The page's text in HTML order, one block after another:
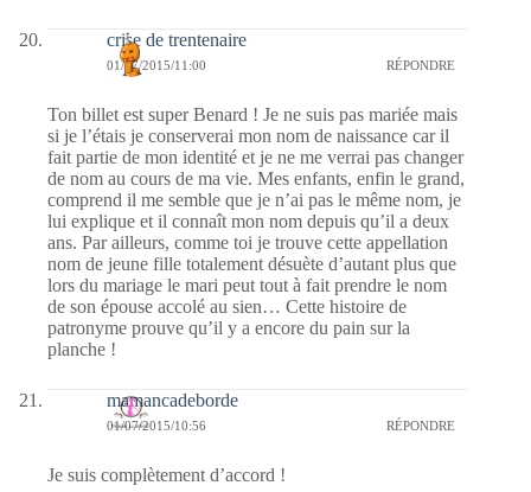
crise de trentenaire
01/07/2015/11:00 RÉPONDRE
Ton billet est super Benard ! Je ne suis pas mariée mais
si je l’étais je conserverai mon nom de naissance car il
fait partie de mon identité et je ne me verrai pas changer
de nom au cours de ma vie. Mes enfants, enfin le grand,
comprend il me semble que je n’ai pas le même nom, je
lui explique et il connaît mon nom depuis qu’il a deux
ans. Par ailleurs, comme toi je trouve cette appellation
nom de jeune fille totalement désuète d’autant plus que
lors du mariage le mari peut tout à fait prendre le nom
de son épouse accolé au sien… Cette histoire de
patronyme prouve qu’il y a encore du pain sur la
planche !
mamancadeborde
01/07/2015/10:56 RÉPONDRE
Je suis complètement d’accord !